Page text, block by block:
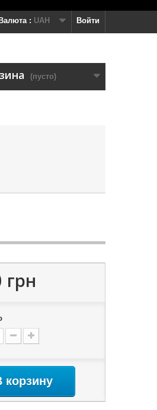
Войти
Валюта : UAH
(пусто)
грн
корзину